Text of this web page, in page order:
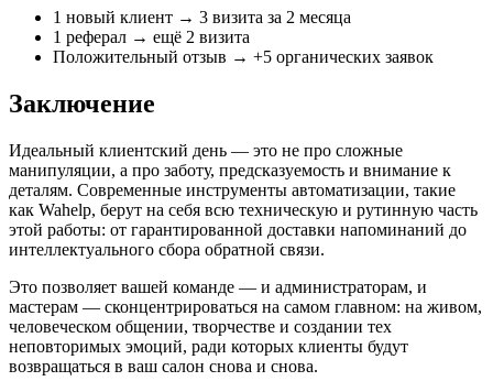
1 новый клиент → 3 визита за 2 месяца
1 реферал → ещё 2 визита
Положительный отзыв → +5 органических заявок
Заключение
Идеальный клиентский день — это не про сложные
манипуляции, а про заботу, предсказуемость и внимание к
деталям. Современные инструменты автоматизации, такие
как Wahelp, берут на себя всю техническую и рутинную часть
этой работы: от гарантированной доставки напоминаний до
интеллектуального сбора обратной связи.
Это позволяет вашей команде — и администраторам, и
мастерам — сконцентрироваться на самом главном: на живом,
человеческом общении, творчестве и создании тех
неповторимых эмоций, ради которых клиенты будут
возвращаться в ваш салон снова и снова.